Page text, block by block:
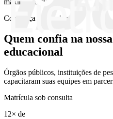
máximo do curso.
Confiança institucional
Quem confia na nossa
educacional
Órgãos públicos, instituições de
capacitaram suas equipes em
Matrícula sob consulta
12× de